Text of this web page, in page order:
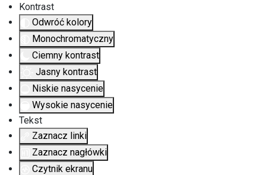
Kontrast
Odwróć kolory
Monochromatyczny
Ciemny kontrast
Jasny kontrast
Niskie nasycenie
Wysokie nasycenie
Tekst
Zaznacz linki
Zaznacz nagłówki
Czytnik ekranu